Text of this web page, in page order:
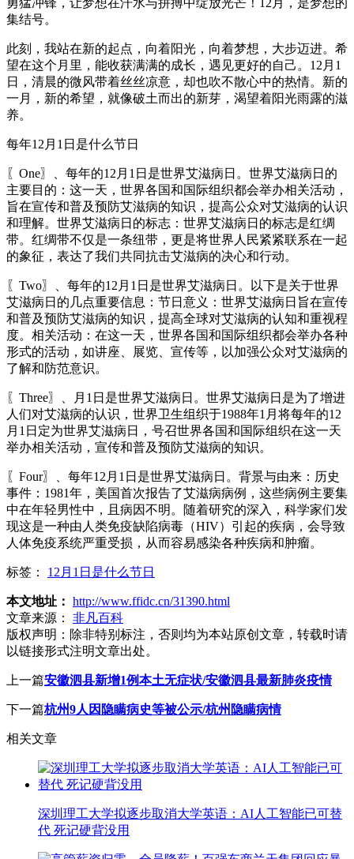
集结号。
此刻，我站在新的起点，向着阳光，向着梦想，大步迈进。希
望在这个月里，能收获满满的成长，遇见更好的自己。12月1
日，清晨的微风带着丝丝凉意，却也吹不散心中的热情。新的
一月，新的希望，就像破土而出的新芽，渴望着阳光雨露的滋
养。
每年12月1日是什么节日
〖One〗、每年的12月1日是世界艾滋病日。世界艾滋病日的
主要目的：这一天，世界各国和国际组织都会举办相关活动，
旨在宣传和普及预防艾滋病的知识，提高公众对艾滋病的认识
和理解。世界艾滋病日的标志：世界艾滋病日的标志是红绸
带。红绸带不仅是一条纽带，更是将世界人民紧紧联系在一起
的象征，表达了我们共同抗击艾滋病的决心和行动。
〖Two〗、每年的12月1日是世界艾滋病日。以下是关于世界
艾滋病日的几点重要信息：节日意义：世界艾滋病日旨在宣传
和普及预防艾滋病的知识，提高全球对艾滋病的认知和重视程
度。相关活动：在这一天，世界各国和国际组织都会举办各种
形式的活动，如讲座、展览、宣传等，以加强公众对艾滋病的
了解和防范意识。
〖Three〗、月1日是世界艾滋病日。世界艾滋病日是为了增进
人们对艾滋病的认识，世界卫生组织于1988年1月将每年的12
月1日定为世界艾滋病日，号召世界各国和国际组织在这一天
举办相关活动，宣传和普及预防艾滋病的知识。
〖Four〗、每年12月1日是世界艾滋病日。背景与由来：历史
事件：1981年，美国首次报告了艾滋病病例，这些病例主要集
中在年轻男性中，且病因不明。随着研究的深入，科学家们发
现这是一种由人类免疫缺陷病毒（HIV）引起的疾病，会导致
人体免疫系统严重受损，从而容易感染各种疾病和肿瘤。
标签： 12月1日是什么节日
本文地址： http://www.ffidc.cn/31390.html
文章来源：
非凡百科
版权声明： 除非特别标注，否则均为本站原创文章，转载时请
以链接形式注明文章出处。
上一篇安徽泗县新增1例本土无症状/安徽泗县最新肺炎疫情
下一篇杭州9人因隐瞒病史等被公示/杭州隐瞒病情
相关文章
深圳理工大学拟逐步取消大学英语：AI人工智能已可替
代 死记硬背没用